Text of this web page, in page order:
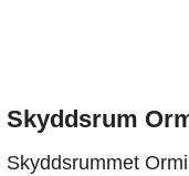
Skyddsrum
Skyddsrummet